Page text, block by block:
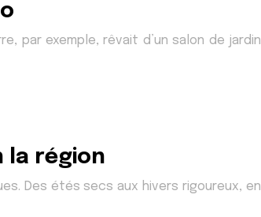
par exemple, rêvait d’un salon de jardin
la région
Des étés secs aux hivers rigoureux, en